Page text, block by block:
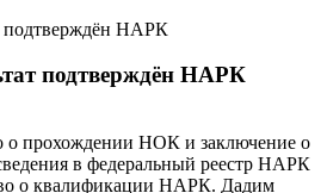
подтверждён НАРК
о прохождении НОК и заключение о
в федеральный реестр НАРК
о квалификации НАРК. Дадим